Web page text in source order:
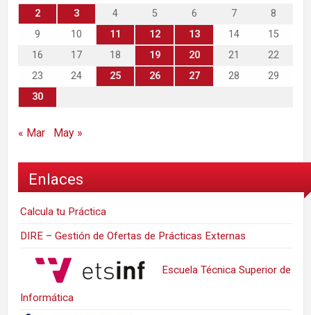
2
3 4 5 6 7
8
9
10 11 12 13 14
15
16
17 18 19 20 21
22
23
24 25 26 27 28
29
30
« Mar May »
Enlaces
Calcula tu Práctica
DIRE – Gestión de Ofertas de Prácticas Externas
Escuela Técnica Superior de
Informática